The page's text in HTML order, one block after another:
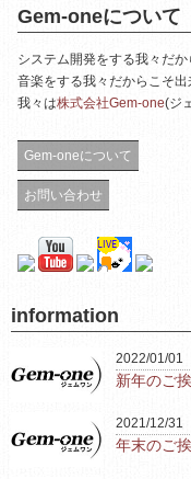
Gem-oneについて
システム開発をする我々だ
音楽をする我々だからこそ
我々は株式会社Gem-one(ジ
Gem-oneについて
お問い合わせ
information
2022/01/01
新年のご
2021/12/31
年末のご